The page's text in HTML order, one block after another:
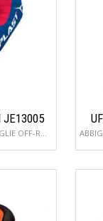
JE13005